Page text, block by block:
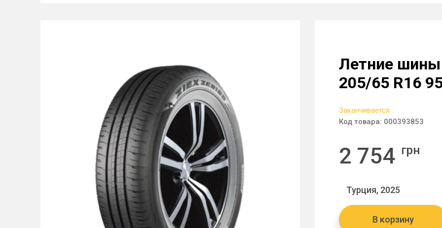
Летние шины
205/65 R16
Заканчивается
Код товара: 000393853
2 754 грн
Турция, 2025
В корзину